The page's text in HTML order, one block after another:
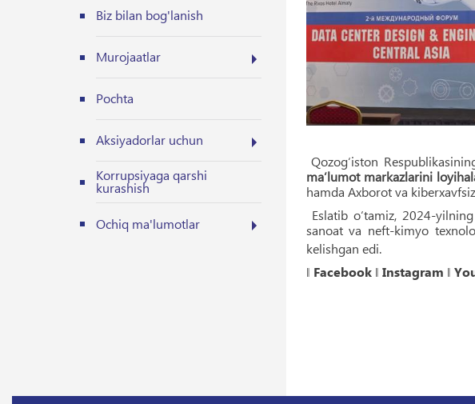
Biz bilan bog'lanish
Murojaatlar
Pochta
Aksiyadorlar uchun
Korrupsiyaga qarshi
kurashish
Ochiq ma'lumotlar
Qozog‘iston
ma’lumot markazlarini
hamda Axborot va
Eslatib o‘tamiz, 2024-
sanoat va neft-kimyo
kelishgan edi.
‖ Facebook‖ Instagram ‖